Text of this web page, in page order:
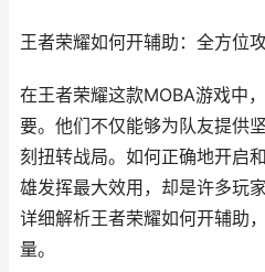
王者荣耀如何开辅助：全方位
在王者荣耀这款MOBA游戏中
要。他们不仅能够为队友提供
刻扭转战局。如何正确地开启
雄发挥最大效用，却是许多玩
详细解析王者荣耀如何开辅助
量。